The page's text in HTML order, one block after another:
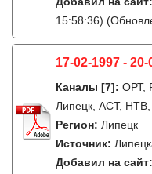
15:58:36)
17-02-1997 - 20-
Каналы [7]: ОРТ,
Липецк, АСТ, НТВ,
Регион: Липецк
Источник:
Добавил на сайт: